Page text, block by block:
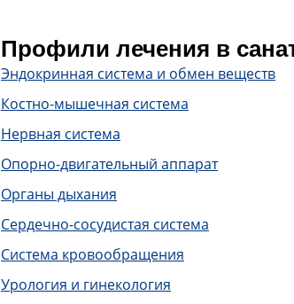
Профили лечения в
Эндокринная система и обмен веществ
Костно-мышечная система
Нервная система
Опорно-двигательный аппарат
Органы дыхания
Сердечно-сосудистая система
Система кровообращения
Урология и гинекология